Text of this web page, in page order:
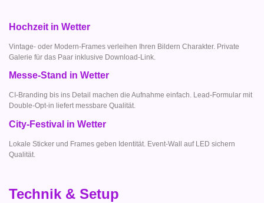
Hochzeit in Wetter
Vintage- oder Modern-Frames verleihen Ihren Bildern Charakter. Private
Galerie für das Paar inklusive Download-Link.
Messe-Stand in Wetter
CI-Branding bis ins Detail machen die Aufnahme einfach. Lead-Formular mit
Double-Opt-in liefert messbare Qualität.
City-Festival in Wetter
Lokale Sticker und Frames geben Identität. Event-Wall auf LED sichern
Qualität.
Technik & Setup